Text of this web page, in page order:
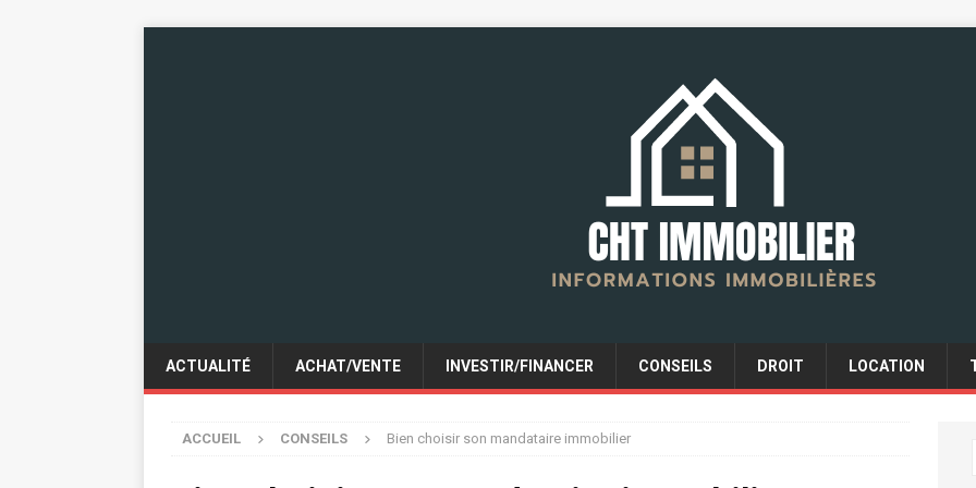
ACTUALITÉ ACHAT/VENTE INVESTIR/FINANCER CONSEILS DROIT LOCATION
ACCUEIL CONSEILS Bien choisir son mandataire immobilier